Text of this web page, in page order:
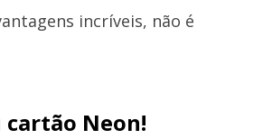
incríveis, não é
cartão Neon!